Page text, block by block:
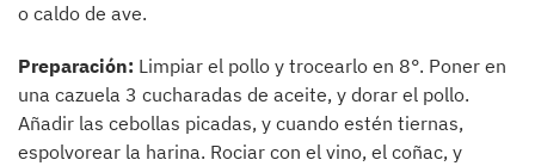
o caldo de ave.
Preparación: Limpiar el pollo y trocearlo en 8°. Poner en
una cazuela 3 cucharadas de aceite, y dorar el pollo.
Añadir las cebollas picadas, y cuando estén tiernas,
espolvorear la harina. Rociar con el vino, el coñac, y